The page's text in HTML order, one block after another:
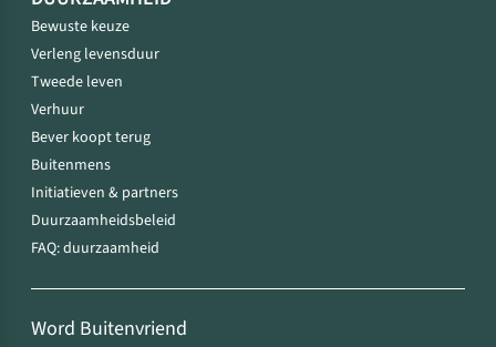
Bewuste keuze
Verleng levensduur
Tweede leven
Verhuur
Bever koopt terug
Buitenmens
Initiatieven & partners
Duurzaamheidsbeleid
FAQ: duurzaamheid
Word Buitenvriend